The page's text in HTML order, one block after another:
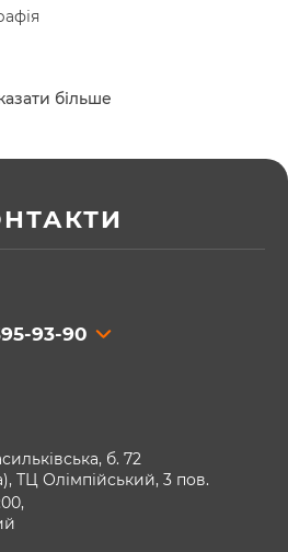
контенту
комплект
звертайте увагу на тип
колірну температуру,
є LED-комплекти
купити комплекти
більше
93-90
б. 72
ТЦ Олімпійський, 3 пов.